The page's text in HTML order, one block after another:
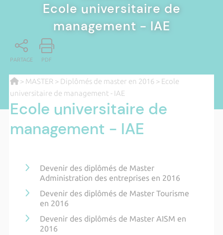
Ecole universitaire de
management - IAE
PARTAGE PDF
> MASTER > Diplômés de master en 2016> Ecole
universitaire de management - IAE
Ecole universitaire de
management - IAE
Devenir des diplômés de Master
Administration des entreprises en 2016
Devenir des diplômés de Master Tourisme
en 2016
Devenir des diplômés de Master AISM en
2016